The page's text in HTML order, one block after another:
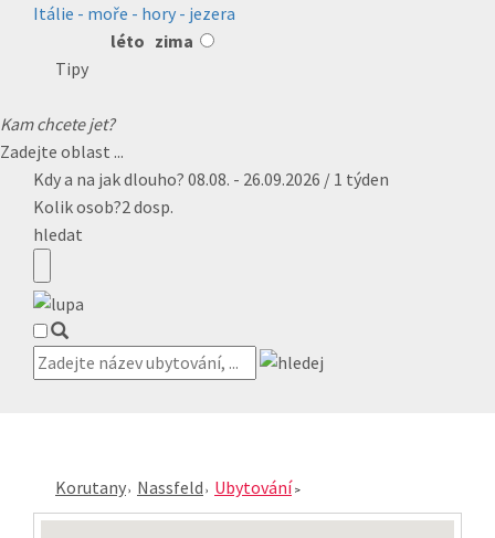
Itálie - moře - hory - jezera
léto zima
Tipy
Kam chcete jet?
Zadejte oblast ...
Kdy a na jak dlouho? 08.08. - 26.09.2026 / 1 týden
Kolik osob?2 dosp.
hledat
Korutany Nassfeld Ubytování